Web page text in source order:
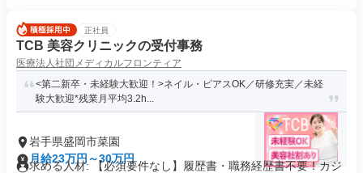
正社員
TCB 美容クリニックの受付事務
医療法人社団メディカルフロンティア
<第二新卒・未経験大歓迎！>ネイル・ピアスOK／研修充実／未経
験大歓迎*残業月平均3.2h...
岩手県盛岡市菜園
月給23万円～30万円
求める人材: 【必須要件なし】履歴書・職務経歴書不要！カジ